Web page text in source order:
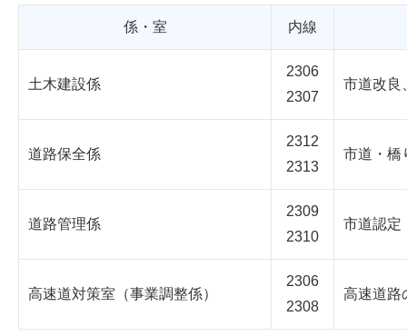
係・室 内線
土木建設係
2306
2307
市道改良
道路保全係
2312
2313
市道・橋
道路管理係
2309
2310
市道認定
高速道対策室（事業調整係）
2306
2308
高速道路